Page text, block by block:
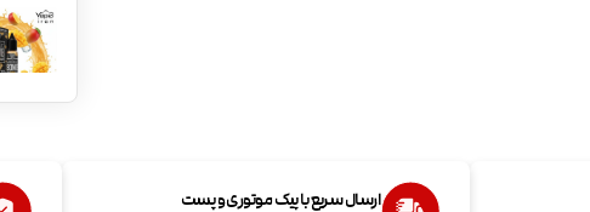
ارسال سریع با پیک موتوری و پست